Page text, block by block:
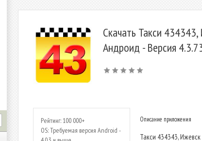
Скачать Такси
Андроид - Версия
Рейтинг: 100 000+
OS: Требуемая версия Android -
Описание приложения
Такси 434343,